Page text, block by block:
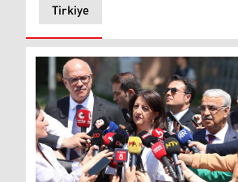
Tirkiye